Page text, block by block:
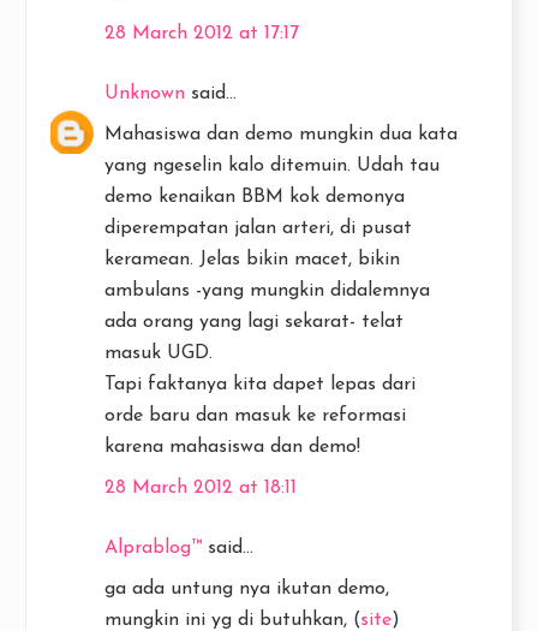
28 March 2012 at 17:17
Unknown said...
Mahasiswa dan demo mungkin dua kata
yang ngeselin kalo ditemuin. Udah tau
demo kenaikan BBM kok demonya
diperempatan jalan arteri, di pusat
keramean. Jelas bikin macet, bikin
ambulans -yang mungkin didalemnya
ada orang yang lagi sekarat- telat
masuk UGD.
Tapi faktanya kita dapet lepas dari
orde baru dan masuk ke reformasi
karena mahasiswa dan demo!
28 March 2012 at 18:11
Alprablog™ said...
ga ada untung nya ikutan demo,
mungkin ini yg di butuhkan, (site)